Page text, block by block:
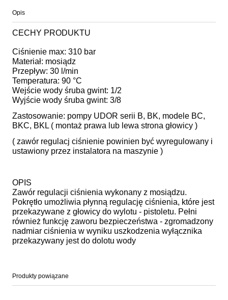
Opis
CECHY PRODUKTU
Ciśnienie max: 310 bar
Materiał: mosiądz
Przepływ: 30 l/min
Temperatura: 90 °C
Wejście wody śruba gwint: 1/2
Wyjście wody śruba gwint: 3/8
Zastosowanie: pompy UDOR serii B, BK, modele BC,
BKC, BKL ( montaż prawa lub lewa strona głowicy )
( zawór regulacj ciśnienie powinien być wyregulowany i
ustawiony przez instalatora na maszynie )
OPIS
Zawór regulacji ciśnienia wykonany z mosiądzu.
Pokrętło umożliwia płynną regulację ciśnienia, które jest
przekazywane z głowicy do wylotu - pistoletu. Pełni
również funkcję zaworu bezpieczeństwa - zgromadzony
nadmiar ciśnienia w wyniku uszkodzenia wyłącznika
przekazywany jest do dolotu wody
Produkty powiązane